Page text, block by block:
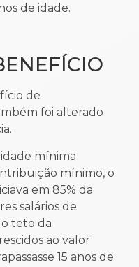
de idade.
de
foi alterado
mínima
mínimo, o
em 85% da
salários de
teto da
ao valor
15 anos de